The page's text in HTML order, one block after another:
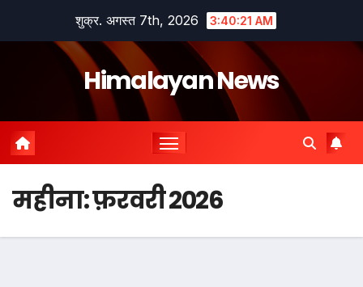
शुक्र. अगस्त 7th, 2026 3:40:22 AM
Himalayan News
महीना:फ़रवरी 2026